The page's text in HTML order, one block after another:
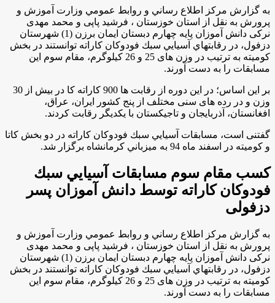
به گزارش مركز اطلاع رساني و روابط عمومي وزارت آموزش و
پرورش به نقل از استان خوزستان ، فرشید پاپی و محمد مهدی
نرکی دانش آموزان پایه چهارم دبستان ایمان برزن (1) شهرستان
دزفول، در رقابتهاي آسيايي سبك فودوكان كاراته توانستند در بخش
کومیته به ترتیب در وزن های 25 و 26 کیلوگرم، مقام سوم این
مسابقات را به دست آورند.
بر اين اساس؛ در این دوره از رقابت ها 900 کاراته کا در بیش از 30
وزن و در رده های سنی مختلف از پنج کشور ایران، عراق،
افغانستان، آذربایجان و تاجیکستان با یکدیگر رقابت کردند.
گفتنی است، مسابقات آسيايي سبك فودوكان كاراته در دو بخش کاتا
و کومیته در اسفند ماه 94 به ميزباني كرمانشاه برگزار شد.
کسب مقام سوم مسابقات آسيايي سبك
فودوكان كاراته توسط دانش آموزان پسر
دزفولی
به گزارش مركز اطلاع رساني و روابط عمومي وزارت آموزش و
پرورش به نقل از استان خوزستان ، فرشید پاپی و محمد مهدی
نرکی دانش آموزان پایه چهارم دبستان ایمان برزن (1) شهرستان
دزفول، در رقابتهاي آسيايي سبك فودوكان كاراته توانستند در بخش
کومیته به ترتیب در وزن های 25 و 26 کیلوگرم، مقام سوم این
مسابقات را به دست آورند.